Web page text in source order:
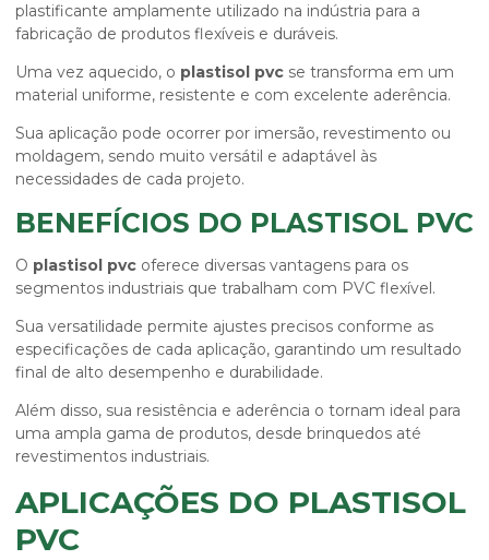
plastificante amplamente utilizado na indústria para a
fabricação de produtos flexíveis e duráveis.
Uma vez aquecido, o plastisol pvc se transforma em um
material uniforme, resistente e com excelente aderência.
Sua aplicação pode ocorrer por imersão, revestimento ou
moldagem, sendo muito versátil e adaptável às
necessidades de cada projeto.
BENEFÍCIOS DO PLASTISOL PVC
O plastisol pvc oferece diversas vantagens para os
segmentos industriais que trabalham com PVC flexível.
Sua versatilidade permite ajustes precisos conforme as
especificações de cada aplicação, garantindo um resultado
final de alto desempenho e durabilidade.
Além disso, sua resistência e aderência o tornam ideal para
uma ampla gama de produtos, desde brinquedos até
revestimentos industriais.
APLICAÇÕES DO PLASTISOL
PVC